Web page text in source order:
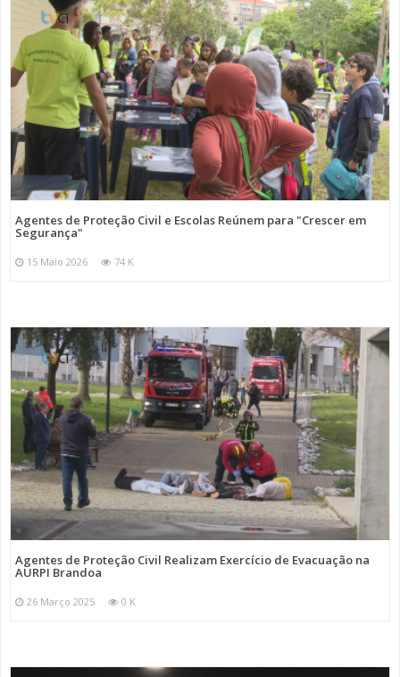
Agentes de Proteção Civil e Escolas Reúnem para "Crescer em
Segurança"
15 Maio 2026 74 K
Agentes de Proteção Civil Realizam Exercício de Evacuação na
AURPI Brandoa
26 Março 2025 0 K